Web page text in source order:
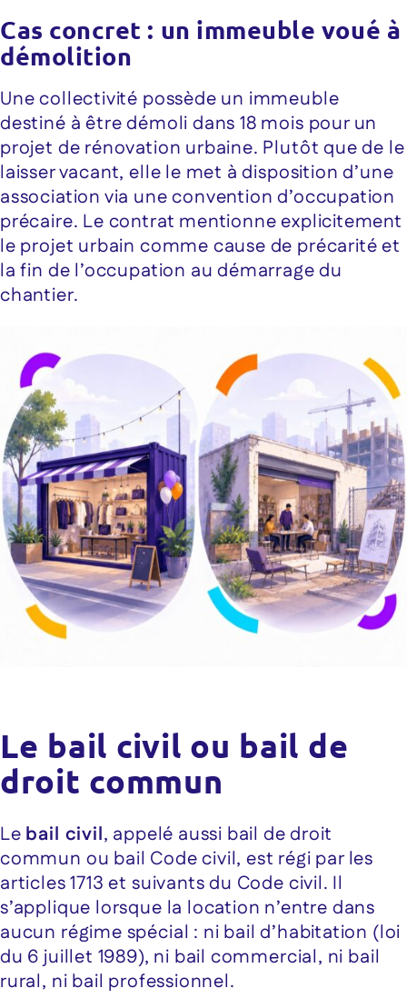
Cas concret : un immeuble voué à
démolition
Une collectivité possède un immeuble
destiné à être démoli dans 18 mois pour un
projet de rénovation urbaine. Plutôt que de le
laisser vacant, elle le met à disposition d’une
association via une convention d’occupation
précaire. Le contrat mentionne explicitement
le projet urbain comme cause de précarité et
la fin de l’occupation au démarrage du
chantier.
Le bail civil ou bail de
droit commun
Le bail civil, appelé aussi bail de droit
commun ou bail Code civil, est régi par les
articles 1713 et suivants du Code civil. Il
s’applique lorsque la location n’entre dans
aucun régime spécial : ni bail d’habitation (loi
du 6 juillet 1989), ni bail commercial, ni bail
rural, ni bail professionnel.